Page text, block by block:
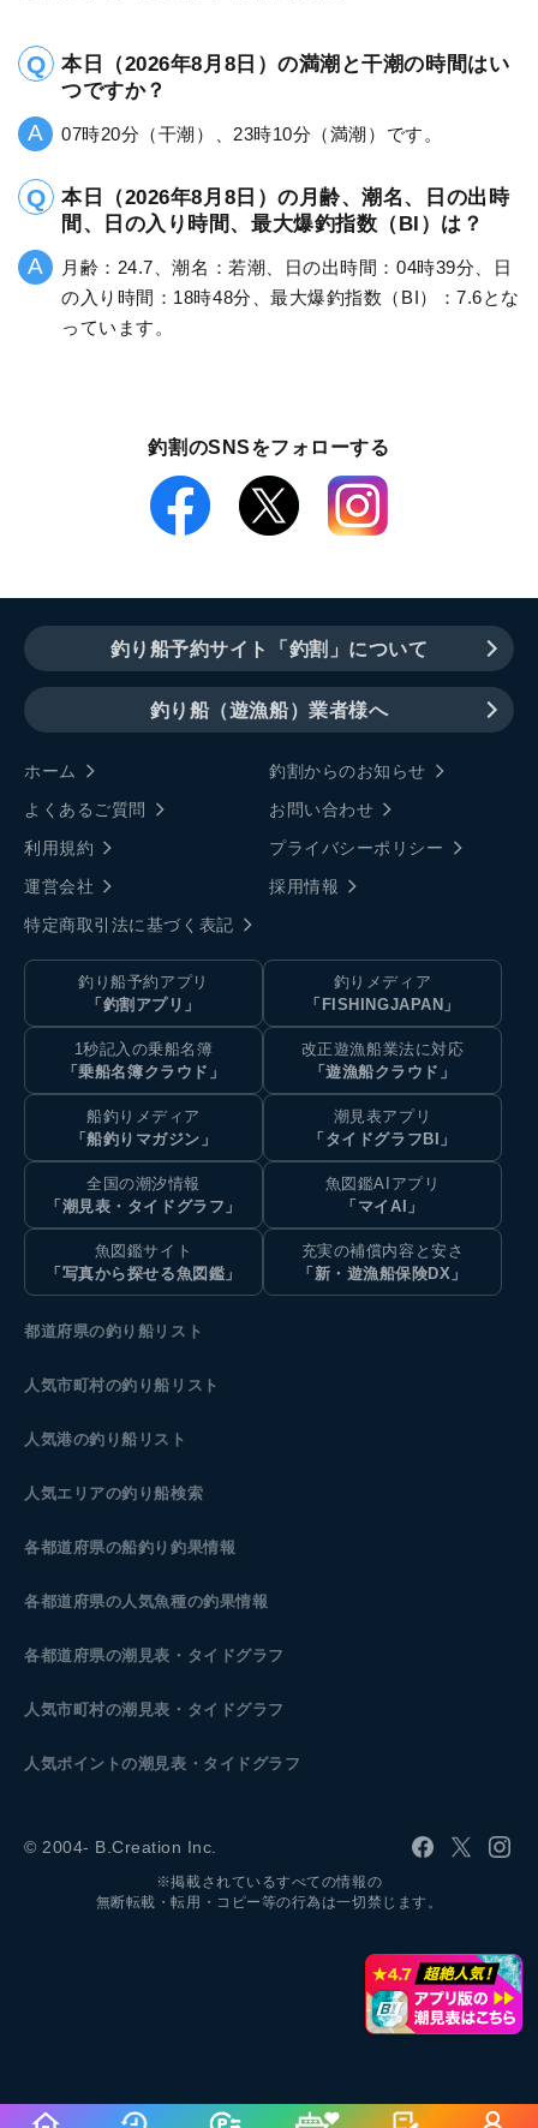
本日（2026年8月8日）の満潮と干潮の時間はい
つですか？
07時20分（干潮）、23時10分（満潮）です。
本日（2026年8月8日）の月齢、潮名、日の出時
間、日の入り時間、最大爆釣指数（BI）は？
月齢：24.7、潮名：若潮、日の出時間：04時39分、日
の入り時間：18時48分、最大爆釣指数（BI）：7.6とな
っています。
釣割のSNSをフォローする
釣り船予約サイト「釣割」について
釣り船（遊漁船）業者様へ
ホーム
釣割からのお知らせ
よくあるご質問
お問い合わせ
利用規約
プライバシーポリシー
運営会社
採用情報
特定商取引法に基づく表記
釣り船予約アプリ
「釣割アプリ」
釣りメディア
「FISHINGJAPAN」
1秒記入の乗船名簿
「乗船名簿クラウド」
改正遊漁船業法に対応
「遊漁船クラウド」
船釣りメディア
「船釣りマガジン」
潮見表アプリ
「タイドグラフBI」
全国の潮汐情報
「潮見表・タイドグラフ」
魚図鑑AIアプリ
「マイAI」
魚図鑑サイト
「写真から探せる魚図鑑」
充実の補償内容と安さ
「新・遊漁船保険DX」
都道府県の釣り船リスト
人気市町村の釣り船リスト
人気港の釣り船リスト
人気エリアの釣り船検索
各都道府県の船釣り釣果情報
各都道府県の人気魚種の釣果情報
各都道府県の潮見表 ・タイドグラフ
人気市町村の潮見表・タイドグラフ
人気ポイントの潮見表・タイドグラフ
© 2004- B.Creation Inc.
※掲載されているすべての情報の
無断転載・転用・コピー等の行為は一切禁じます。